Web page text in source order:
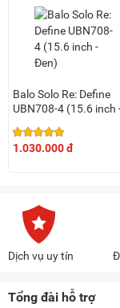
Balo Solo Re: Define
UBN708-4 (15.6 inch
1.030.000 đ
Dịch vụ uy tín
Tổng đài hỗ trợ